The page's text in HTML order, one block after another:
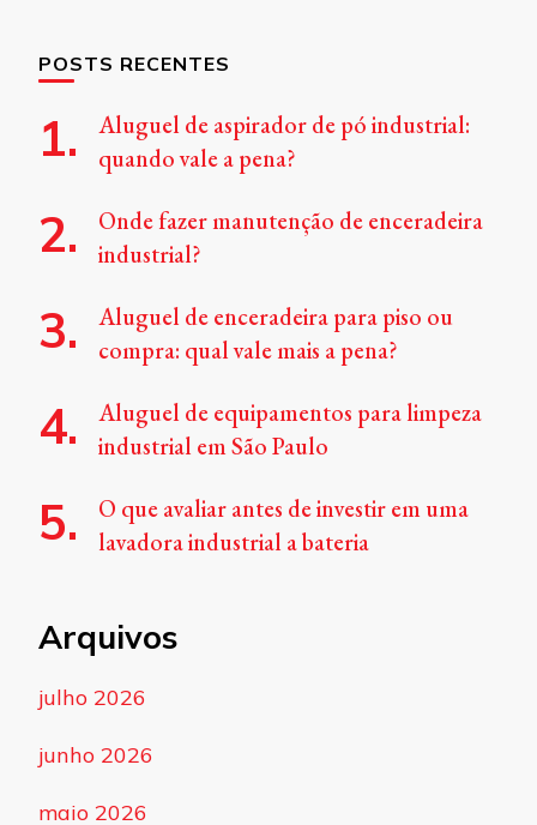
POSTS RECENTES
Aluguel de aspirador de pó industrial:
quando vale a pena?
Onde fazer manutenção de enceradeira
industrial?
Aluguel de enceradeira para piso ou
compra: qual vale mais a pena?
Aluguel de equipamentos para limpeza
industrial em São Paulo
O que avaliar antes de investir em uma
lavadora industrial a bateria
Arquivos
julho 2026
junho 2026
maio 2026